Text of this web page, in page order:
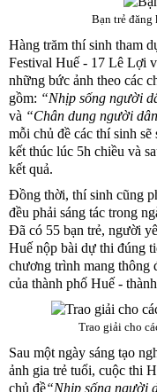
Bạn trẻ
Hàng trăm thí sinh tham
Festival Huế - 17 Lê Lợi
những bức ảnh theo các
gồm: “Nhịp sống người
và “Chân dung người
mỗi chủ đề các thí sinh
kết thúc lúc 5h chiều và
kết quả.
Đồng thời, thí sinh cũng
đều phải sáng tác trong
Đã có 55 bạn trẻ, người
Huế nộp bài dự thi đúng
chương trình mang thông
của thành phố Huế -
Trao giải cho
Sau một ngày sáng tạo
ảnh gia trẻ tuổi, cuộc thi
chủ đề“Nhịp sống người